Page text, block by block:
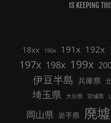
IS KEEPING
18xx 190x 191x 192x
197x 198x 199x
伊豆半島 兵庫県
埼玉県 大分県 宮城県
岡山県 岩手県 廃墟